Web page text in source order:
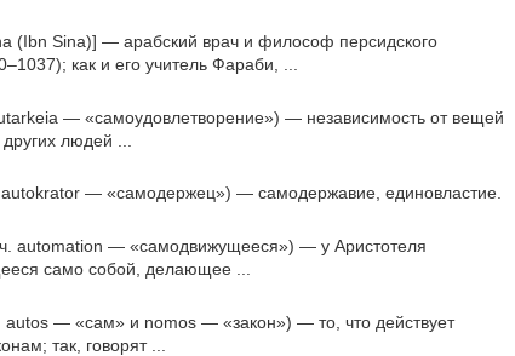
(Ibn Sina)] — арабский врач и философ персидского
как и его учитель Фараби, ...
— «самоудовлетворение») — независимость от вещей
людей ...
autokrator — «самодержец») — самодержавие, единовластие.
automation — «самодвижущееся») — у Аристотеля
само собой, делающее ...
autos — «сам» и nomos — «закон») — то, что действует
так, говорят ...